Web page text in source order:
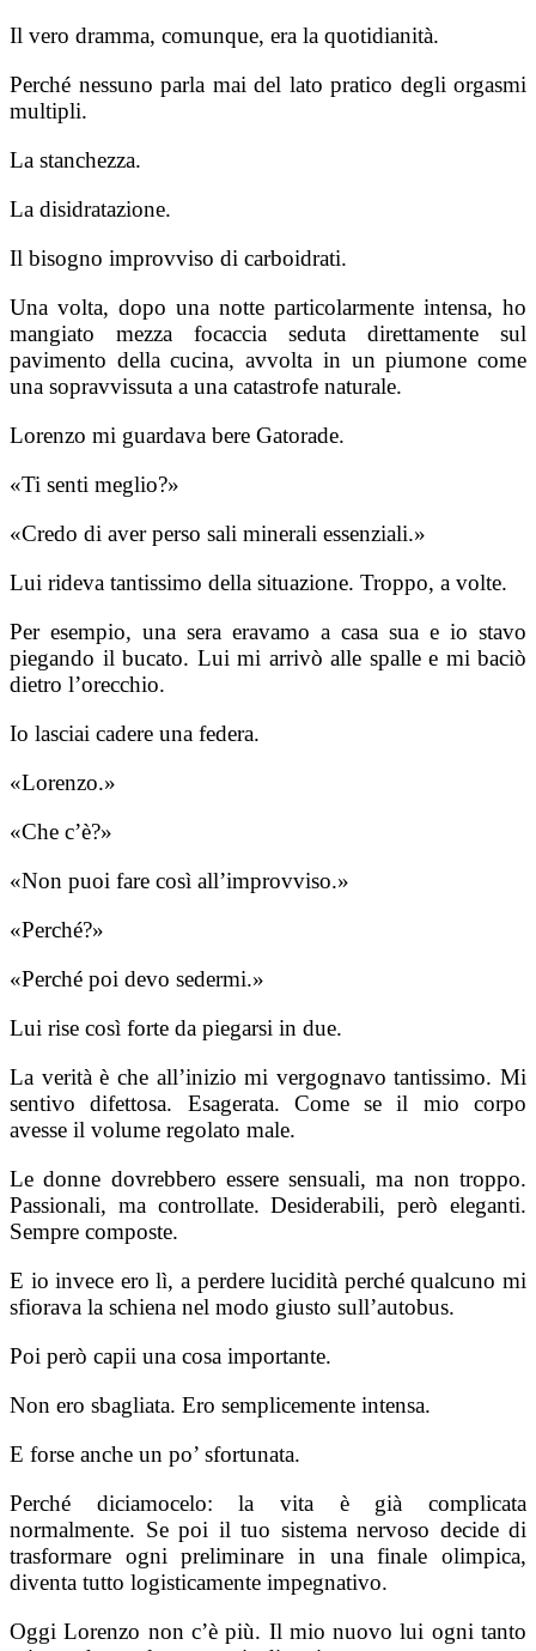
Il vero dramma, comunque, era la quotidianità.
Perché nessuno parla mai del lato pratico degli orgasmi
multipli.
La stanchezza.
La disidratazione.
Il bisogno improvviso di carboidrati.
Una volta, dopo una notte particolarmente intensa, ho
mangiato mezza focaccia seduta direttamente sul
pavimento della cucina, avvolta in un piumone come
una sopravvissuta a una catastrofe naturale.
Lorenzo mi guardava bere Gatorade.
«Ti senti meglio?»
«Credo di aver perso sali minerali essenziali.»
Lui rideva tantissimo della situazione. Troppo, a volte.
Per esempio, una sera eravamo a casa sua e io stavo
piegando il bucato. Lui mi arrivò alle spalle e mi baciò
dietro l’orecchio.
Io lasciai cadere una federa.
«Lorenzo.»
«Che c’è?»
«Non puoi fare così all’improvviso.»
«Perché?»
«Perché poi devo sedermi.»
Lui rise così forte da piegarsi in due.
La verità è che all’inizio mi vergognavo tantissimo. Mi
sentivo difettosa. Esagerata. Come se il mio corpo
avesse il volume regolato male.
Le donne dovrebbero essere sensuali, ma non troppo.
Passionali, ma controllate. Desiderabili, però eleganti.
Sempre composte.
E io invece ero lì, a perdere lucidità perché qualcuno mi
sfiorava la schiena nel modo giusto sull’autobus.
Poi però capii una cosa importante.
Non ero sbagliata. Ero semplicemente intensa.
E forse anche un po’ sfortunata.
Perché diciamocelo: la vita è già complicata
normalmente. Se poi il tuo sistema nervoso decide di
trasformare ogni preliminare in una finale olimpica,
diventa tutto logisticamente impegnativo.
Oggi Lorenzo non c’è più. Il mio nuovo lui ogni tanto